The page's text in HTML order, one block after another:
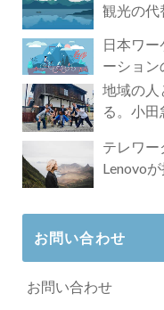
観光の代
日本ワ
ーション
地域の人
る。小田
テレワー
Lenovo
お問い合わせ
お問い合わせ